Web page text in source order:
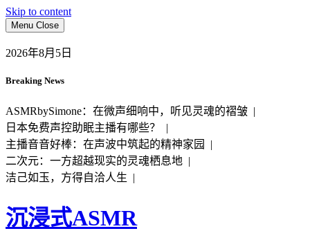
Skip to content
Menu Close
2026年8月5日
Breaking News
ASMRbySimone：在微声细响中，听见灵魂的褶皱 |
日本免费声控助眠主播有哪些？ |
主播音音好棒：在声波中筑起的精神家园 |
二次元：一方超越现实的灵魂栖息地 |
洁己如玉，方得自洽人生 |
沉浸式ASMR